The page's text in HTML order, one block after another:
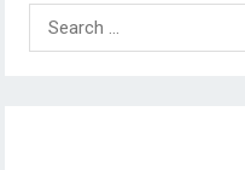
Search
for: